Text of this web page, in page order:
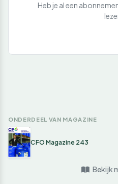
Heb je al een
ONDERDEEL VAN MAGAZINE
CFO Magazine 243
Bekijk